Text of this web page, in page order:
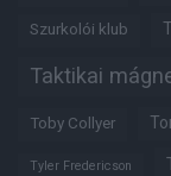
Szurkolói klub
Taktikai
Toby Collyer
Tyler Fredericson